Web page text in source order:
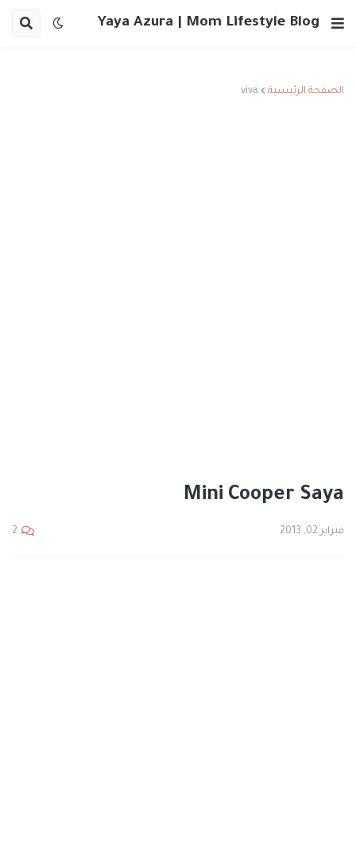
Yaya Azura | Mom Lifestyle Blog
الصفحة الرئيسية viva
Mini Cooper Saya
فبراير 02, 2013 2